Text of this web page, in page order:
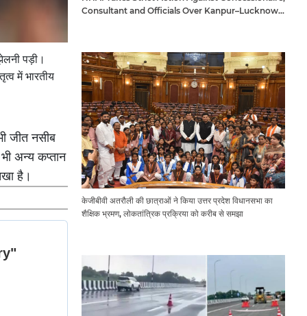
पड़ी।
में भारतीय
जीत नसीब
अन्य कप्तान
है।
Consultant and Officials Over Kanpur–Lucknow
केजीबीवी अतरौली की छात्राओं ने किया उत्तर प्रदेश विधानसभा का
शैक्षिक भ्रमण, लोकतांत्रिक प्रक्रिया को करीब से समझा